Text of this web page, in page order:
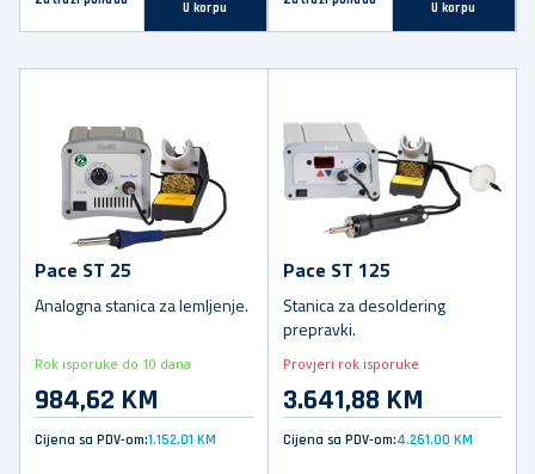
U korpu U korpu
Pace ST 25
Analogna stanica za lemljenje.
Rok isporuke do 10 dana
984,62 KM
Cijena sa PDV-om:1.152,01 KM
Pace ST 125
Stanica za desoldering
prepravki.
Provjeri rok isporuke
3.641,88 KM
Cijena sa PDV-om:4.261,00 KM